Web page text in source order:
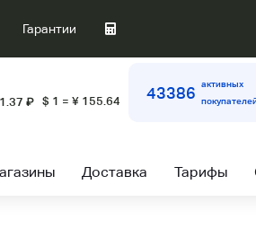
Гарантии
₽ $ 1 = ¥ 155.64 43386
активных
покупателей
Доставка Тарифы